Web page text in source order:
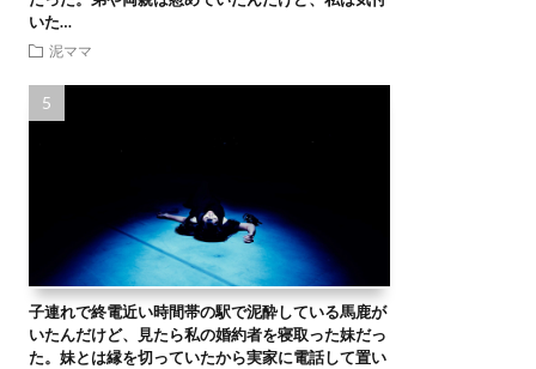
いた…
泥ママ
子連れで終電近い時間帯の駅で泥酔している馬鹿が
いたんだけど、見たら私の婚約者を寝取った妹だっ
た。妹とは縁を切っていたから実家に電話して置い